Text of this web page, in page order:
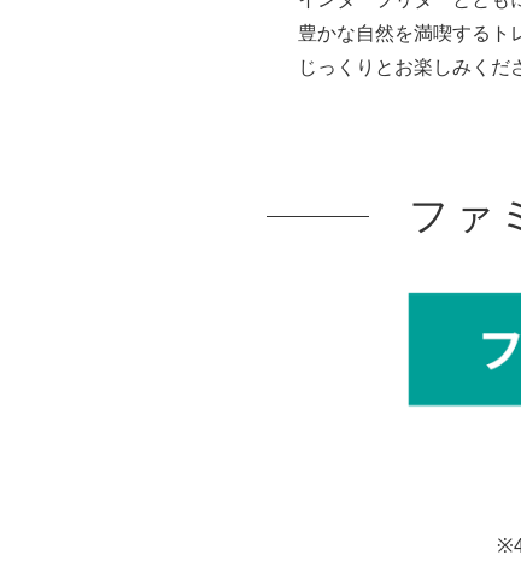
豊かな自然を満喫するト
じっくりとお楽しみくだ
ファ